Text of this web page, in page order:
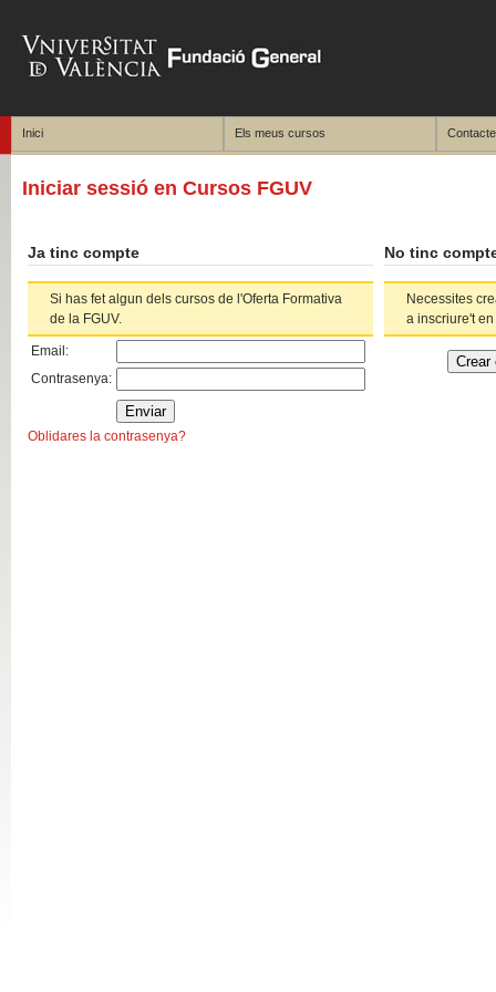
Inici Els meus cursos Contacte
Iniciar sessió en Cursos FGUV
Ja tinc compte
Si has fet algun dels cursos de l'Oferta Formativa
de la FGUV.
Email:
Contrasenya:
Oblidares la contrasenya?
No tinc
Necessites
a inscriure't